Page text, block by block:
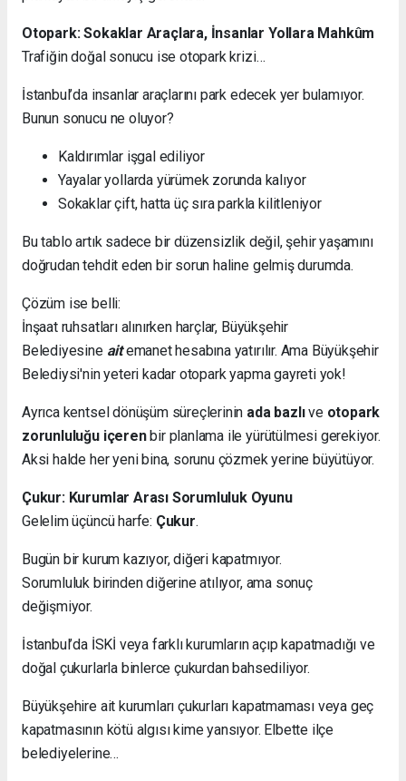
Otopark: Sokaklar Araçlara, İnsanlar Yollara Mahkûm
Trafiğin doğal sonucu ise otopark krizi…
İstanbul’da insanlar araçlarını park edecek yer bulamıyor.
Bunun sonucu ne oluyor?
Kaldırımlar işgal ediliyor
Yayalar yollarda yürümek zorunda kalıyor
Sokaklar çift, hatta üç sıra parkla kilitleniyor
Bu tablo artık sadece bir düzensizlik değil, şehir yaşamını
doğrudan tehdit eden bir sorun haline gelmiş durumda.
Çözüm ise belli:
İnşaat ruhsatları alınırken harçlar, Büyükşehir
Belediyesine aitemanet hesabına yatırılır. Ama Büyükşehir
Belediysi'nin yeteri kadar otopark yapma gayreti yok!
Ayrıca kentsel dönüşüm süreçlerinin ada bazlıve otopark
zorunluluğu içerenbir planlama ile yürütülmesi gerekiyor.
Aksi halde her yeni bina, sorunu çözmek yerine büyütüyor.
Çukur: Kurumlar Arası Sorumluluk Oyunu
Gelelim üçüncü harfe: Çukur.
Bugün bir kurum kazıyor, diğeri kapatmıyor.
Sorumluluk birinden diğerine atılıyor, ama sonuç
değişmiyor.
İstanbul’da İSKİ veya farklı kurumların açıp kapatmadığı ve
doğal çukurlarla binlerce çukurdan bahsediliyor.
Büyükşehire ait kurumları çukurları kapatmaması veya geç
kapatmasının kötü algısı kime yansıyor. Elbette ilçe
belediyelerine…